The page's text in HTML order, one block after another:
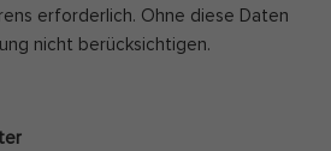
erforderlich. Ohne diese Daten
nicht berücksichtigen.